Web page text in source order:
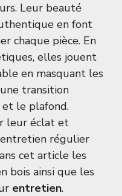
Leur beauté
en font
chaque pièce. En
elles jouent
en masquant les
transition
le plafond.
leur éclat et
régulier
cet article les
bois ainsi que les
entretien.